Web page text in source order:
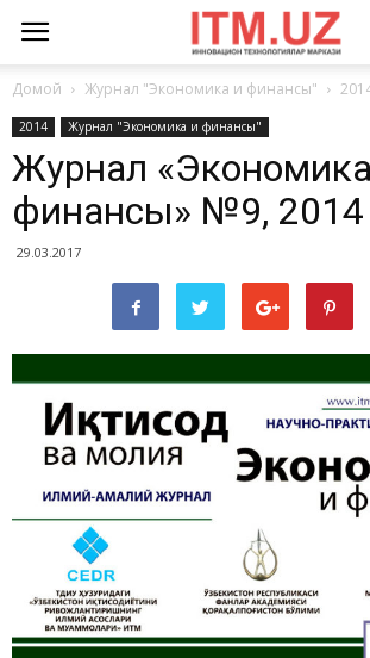
Домой Журнал "Экономика и финансы"
2014 Журнал "Экономика и финансы"
Журнал
финансы» №9, 2014
29.03.2017